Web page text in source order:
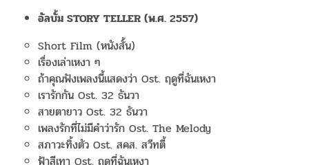
อัลบั้ม STORY TELLER (พ.ศ. 2557)
Short Film (หนังสั้น)
เรื่องเล่าเหงา ๆ
ถ้าคุณฟังเพลงนี้แสดงว่า Ost. ฤดูที่ฉันเหงา
เรารักกัน Ost. 32 ธันวา
สายตายาว Ost. 32 ธันวา
เพลงรักที่ไม่มีคำว่ารัก Ost. The Melody
สภาวะทิ้งตัว Ost. สคส. สวีทตี้
ฟ้าสีเทา Ost. ฤดูที่ฉันเหงา